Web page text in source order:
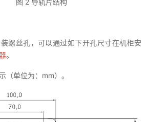
螺丝孔，可以通过如下开孔尺寸在机柜安
。
（单位为：mm）。